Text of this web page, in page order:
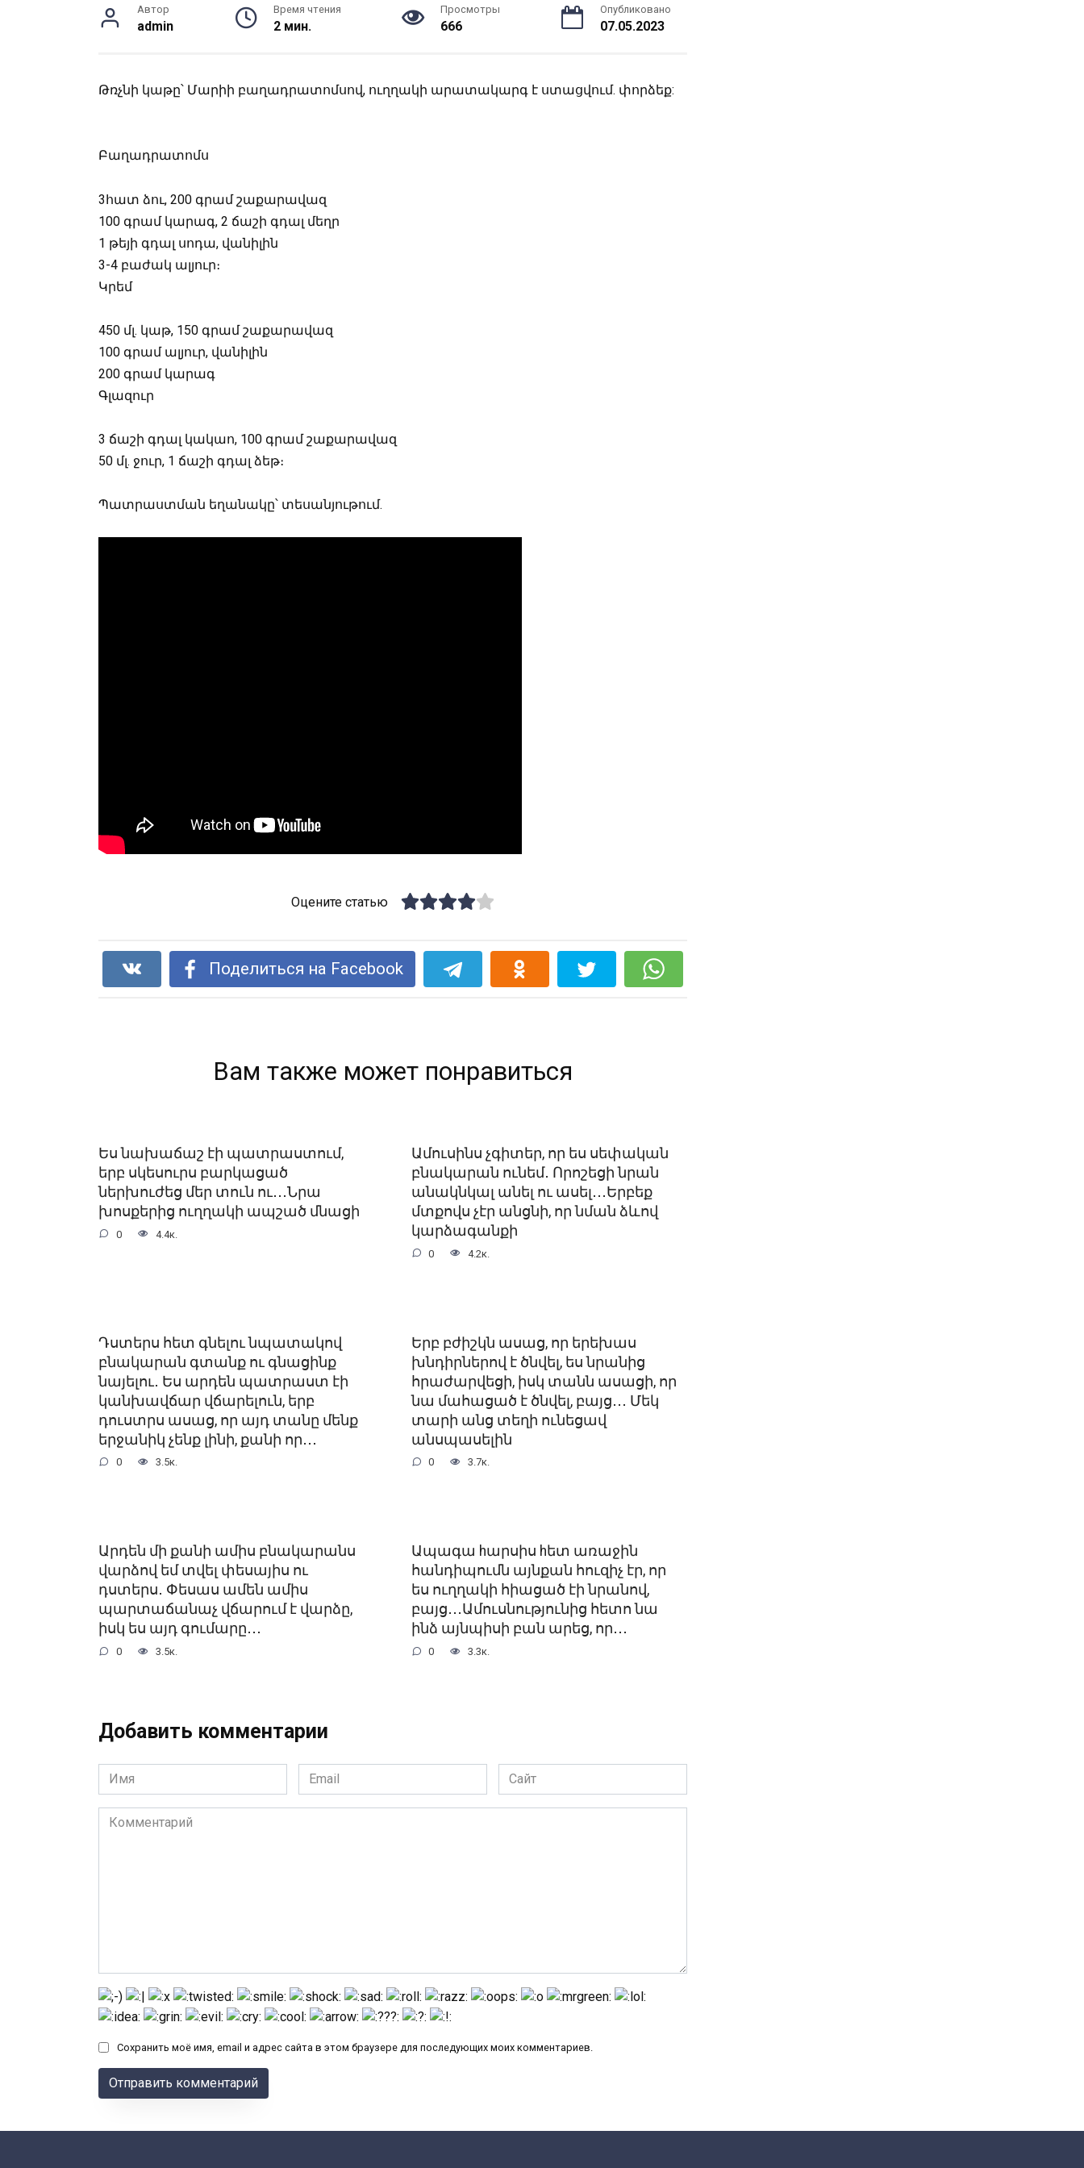
Автор
admin
Время чтения
2 мин.
Просмотры
666
Опубликовано
07.05.2023
Թռչնի կաթը՝ Մարիի բաղադրատոմսով, ուղղակի արատակարգ է ստացվում. փորձեք:
Բաղադրատոմս
3հատ ձու, 200 գրամ շաքարավազ
100 գրամ կարագ, 2 ճաշի գդալ մեղր
1 թեյի գդալ սոդա, վանիլին
3-4 բաժակ ալյուր։
Կրեմ
450 մլ. կաթ, 150 գրամ շաքարավազ
100 գրամ ալյուր, վանիլին
200 գրամ կարագ
Գլազուր
3 ճաշի գդալ կակաո, 100 գրամ շաքարավազ
50 մլ. ջուր, 1 ճաշի գդալ ձեթ։
Պատրաստման եղանակը՝ տեսանյութում.
Оцените статью
Поделиться на Facebook
Вам также может понравиться
Ես նախաճաշ էի պատրաստում,
երբ սկեսուրս բարկացած
ներխուժեց մեր տուն ու․․․Նրա
խոսքերից ուղղակի ապշած մնացի
0 4.4к.
Ամուսինս չգիտեր, որ ես սեփական
բնակարան ունեմ․ Որոշեցի նրան
անակնկալ անել ու ասել․․․Երբեք
մտքովս չէր անցնի, որ նման ձևով
կարձագանքի
0 4.2к.
Դստերս հետ գնելու նպատակով
բնակարան գտանք ու գնացինք
նայելու․ Ես արդեն պատրաստ էի
կանխավճար վճարելուն, երբ
դուստրս ասաց, որ այդ տանը մենք
երջանիկ չենք լինի, քանի որ․․․
0 3.5к.
Երբ բժիշկն ասաց, որ երեխաս
խնդիրներով է ծնվել, ես նրանից
հրաժարվեցի, իսկ տանն ասացի, որ
նա մահացած է ծնվել, բայց․․․ Մեկ
տարի անց տեղի ունեցավ
անսպասելին
0 3.7к.
Արդեն մի քանի ամիս բնակարանս
վարձով եմ տվել փեսայիս ու
դստերս․ Փեսաս ամեն ամիս
պարտաճանաչ վճարում է վարձը,
իսկ ես այդ գումարը․․․
0 3.5к.
Ապագա hարսիս hետ առաջին
հանդիպումն այնքան հուզիչ էր, որ
ես ուղղակի հիացած էի նրանով,
բայց․․․Ամուսնությունից հետո նա
ինձ այնպիսի բան արեց, որ․․․
0 3.3к.
Добавить комментарии
Имя
*
Email
*
Сайт
Комментарий
Сохранить моё имя, email и адрес сайта в этом браузере для последующих моих комментариев.